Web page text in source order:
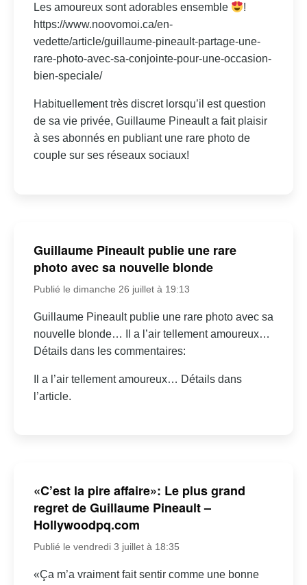
Les amoureux sont adorables ensemble
!
https://www.noovomoi.ca/en-
vedette/article/guillaume-pineault-partage-une-
rare-photo-avec-sa-conjointe-pour-une-occasion-
bien-speciale/
Habituellement très discret lorsqu’il est question
de sa vie privée, Guillaume Pineault a fait plaisir
à ses abonnés en publiant une rare photo de
couple sur ses réseaux sociaux!
Guillaume Pineault publie une rare
photo avec sa nouvelle blonde
Publié le dimanche 26 juillet à 19:13
Guillaume Pineault publie une rare photo avec sa
nouvelle blonde… Il a l’air tellement amoureux…
Détails dans les commentaires:
Il a l’air tellement amoureux… Détails dans
l’article.
«C’est la pire affaire»: Le plus grand
regret de Guillaume Pineault –
Hollywoodpq.com
Publié le vendredi 3 juillet à 18:35
«Ça m’a vraiment fait sentir comme une bonne